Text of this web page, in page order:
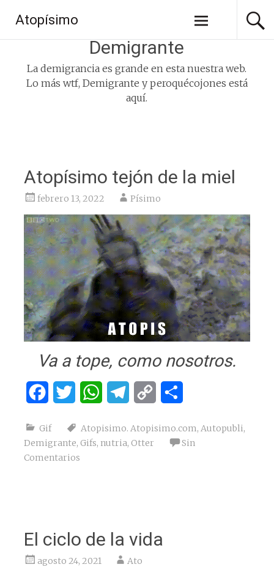
contenido
Atopísimo
Demigrante
La demigrancia es grande en esta nuestra web.
Lo más wtf, Demigrante y peroquécojones está
aquí.
Atopísimo tejón de la miel
febrero 13, 2022 Písimo
Va a tope, como nosotros.
FacebookTwitter WhatsAppTelegram
Copy
Gif Atopisimo. Atopisimo.com, Autopubli,
Demigrante, Gifs, nutria, Otter
Sin
Comentarios
El ciclo de la vida
agosto 24, 2021 Ato